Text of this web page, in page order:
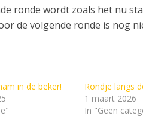
ronde wordt zoals het nu
de volgende ronde is nog
in de beker!
Rondje langs
1 maart 2026
In "Geen